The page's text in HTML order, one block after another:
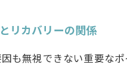
リカバリーの関係
も無視できない重要な